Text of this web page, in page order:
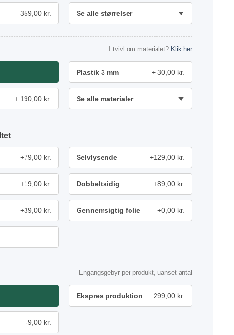
359,00 kr. Se alle størrelser
I tvivl om materialet? Klik her
Plastik 3 mm 30,00 kr.
190,00 kr. Se alle materialer
+79,00 kr. Selvlysende +129,00 kr.
+19,00 kr. Dobbeltsidig +89,00 kr.
+39,00 kr. Gennemsigtig folie +0,00 kr.
Engangsgebyr per produkt, uanset antal
Ekspres produktion 299,00 kr.
-9,00 kr.